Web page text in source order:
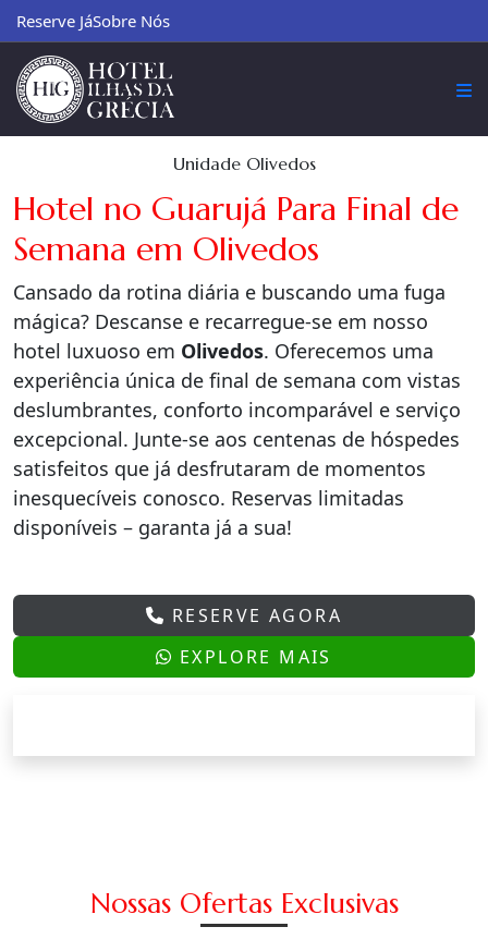
Reserve JáSobre Nós
Unidade Olivedos
Hotel no Guarujá Para Final de
Semana em Olivedos
Cansado da rotina diária e buscando uma fuga
mágica? Descanse e recarregue-se em nosso
hotel luxuoso em Olivedos. Oferecemos uma
experiência única de final de semana com vistas
deslumbrantes, conforto incomparável e serviço
excepcional. Junte-se aos centenas de hóspedes
satisfeitos que já desfrutaram de momentos
inesquecíveis conosco. Reservas limitadas
disponíveis – garanta já a sua!
RESERVE AGORA
EXPLORE MAIS
Nossas Ofertas Exclusivas